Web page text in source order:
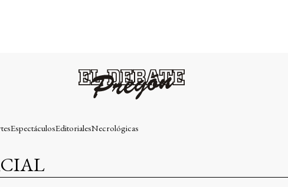
EspectáculosEditorialesNecrológicas